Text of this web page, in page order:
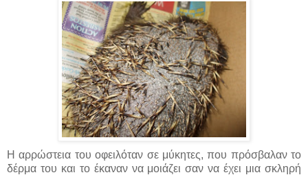
Η αρρώστεια του οφειλόταν σε μύκητες, που πρόσβαλαν το
δέρμα του και το έκαναν να μοιάζει σαν να έχει μια σκληρή